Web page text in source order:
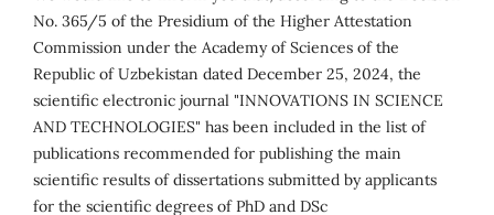
No. 365/5 of the Presidium of the Higher Attestation
Commission under the Academy of Sciences of the
Republic of Uzbekistan dated December 25, 2024, the
scientific electronic journal "INNOVATIONS IN SCIENCE
AND TECHNOLOGIES" has been included in the list of
publications recommended for publishing the main
scientific results of dissertations submitted by applicants
for the scientific degrees of PhD and DSc